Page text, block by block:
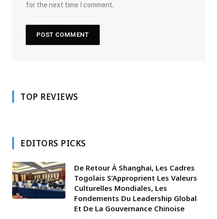
for the next time I comment.
TOP REVIEWS
EDITORS PICKS
De Retour À Shanghai, Les Cadres
Togolais S’Approprient Les Valeurs
Culturelles Mondiales, Les
Fondements Du Leadership Global
Et De La Gouvernance Chinoise